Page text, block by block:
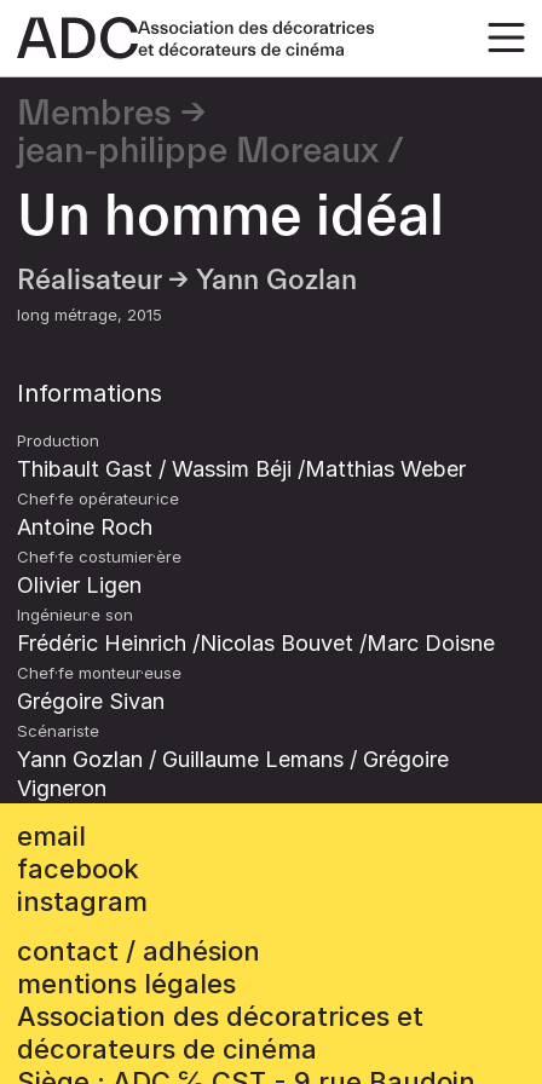
Membres
jean-philippe Moreaux
Un homme idéal
Réalisateur → Yann Gozlan
long métrage 2015
Informations
Production
Thibault Gast / Wassim Béji /Matthias Weber
Chef·fe opérateur·ice
Antoine Roch
Chef·fe costumier·ère
Olivier Ligen
Ingénieur·e son
Frédéric Heinrich /Nicolas Bouvet /Marc Doisne
Chef·fe monteur·euse
Grégoire Sivan
Scénariste
Yann Gozlan / Guillaume Lemans / Grégoire
Vigneron
email
facebook
instagram
contact / adhésion
mentions légales
Association des décoratrices et
décorateurs de cinéma